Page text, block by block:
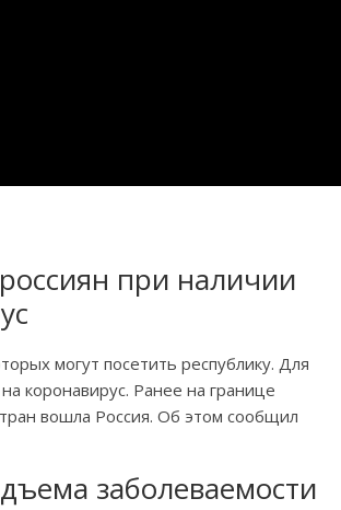
при наличии
могут посетить республику. Для
коронавирус. Ранее на границе
вошла Россия. Об этом сообщил
заболеваемости